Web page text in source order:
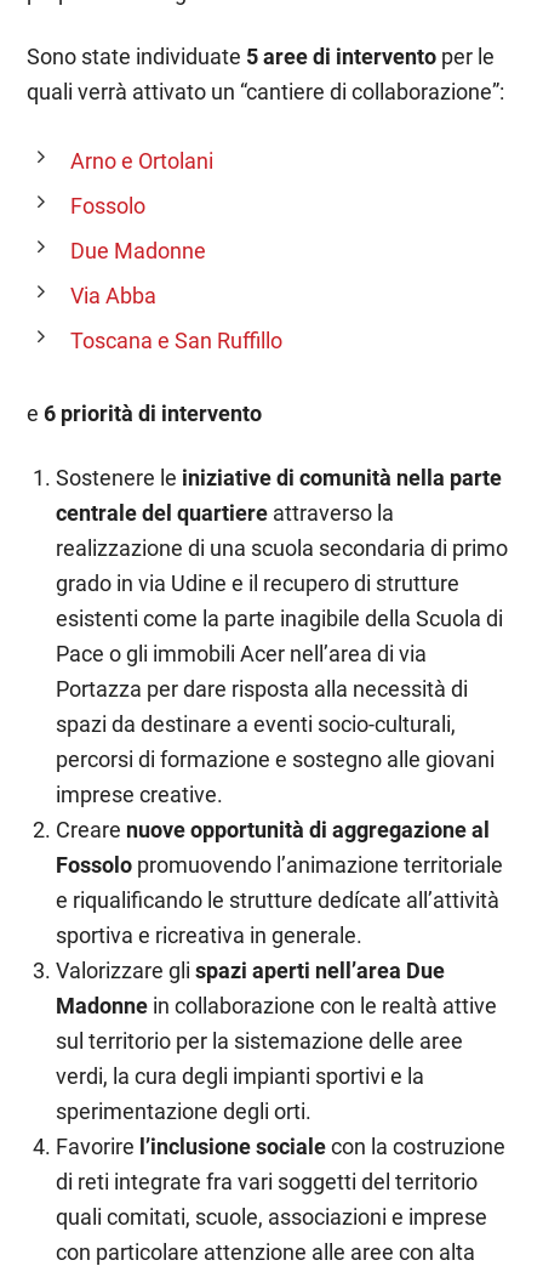
Sono state individuate 5 aree di intervento per le
quali verrà attivato un “cantiere di collaborazione”:
Arno e Ortolani
Fossolo
Due Madonne
Via Abba
Toscana e San Ruffillo
e6 priorità di intervento
Sostenere le iniziative di comunità nella parte
centrale del quartiere attraverso la
realizzazione di una scuola secondaria di primo
grado in via Udine e il recupero di strutture
esistenti come la parte inagibile della Scuola di
Pace o gli immobili Acer nell’area di via
Portazza per dare risposta alla necessità di
spazi da destinare a eventi socio-culturali,
percorsi di formazione e sostegno alle giovani
imprese creative.
Creare nuove opportunità di aggregazione al
Fossolo promuovendo l’animazione territoriale
e riqualificando le strutture dedícate all’attività
sportiva e ricreativa in generale.
Valorizzare glispazi aperti nell’area Due
Madonne in collaborazione con le realtà attive
sul territorio per la sistemazione delle aree
verdi, la cura degli impianti sportivi e la
sperimentazione degli orti.
Favorire l’inclusione socialecon la costruzione
di reti integrate fra vari soggetti del territorio
quali comitati, scuole, associazioni e imprese
con particolare attenzione alle aree con alta